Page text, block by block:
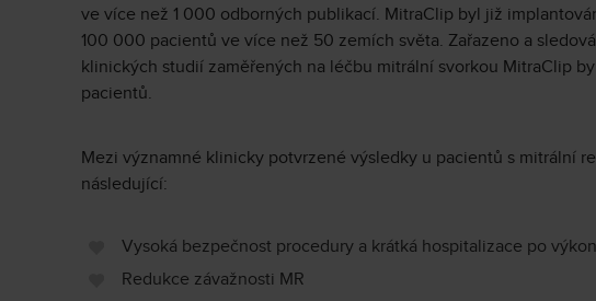
ve více než 1 000 odborných publikací. MitraClip byl již
100 000 pacientů ve více než 50 zemích světa. Zařazeno a
klinických studií zaměřených na léčbu mitrální svorkou MitraClip
pacientů.
Mezi významné klinicky potvrzené výsledky u pacientů s mitrální
následující:
Vysoká bezpečnost procedury a krátká hospitalizace po
Redukce závažnosti MR